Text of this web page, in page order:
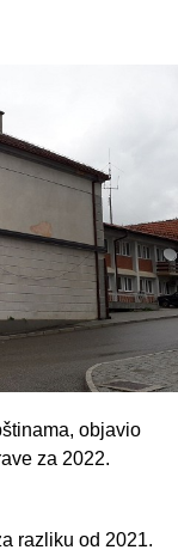
objavio
za 2022.
razliku od 2021.